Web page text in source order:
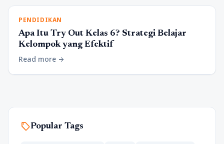
PENDIDIKAN
Apa Itu Try Out Kelas 6? Strategi Belajar
Kelompok yang Efektif
Read more arrow_forward
sellPopular Tags